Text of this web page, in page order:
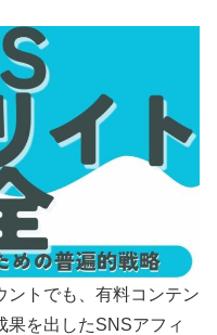
ントでも、有料コンテン
果を出したSNSアフィ